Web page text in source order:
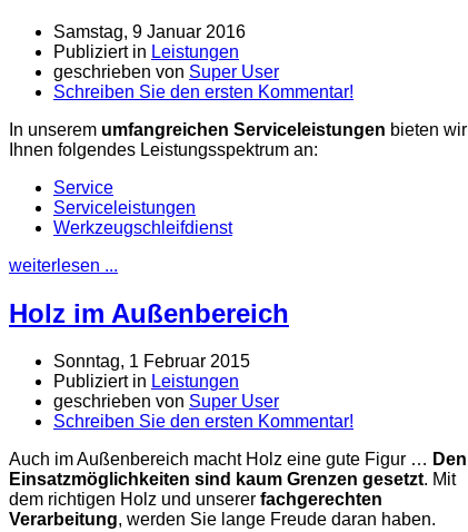
Samstag, 9 Januar 2016
Publiziert in Leistungen
geschrieben von Super User
Schreiben Sie den ersten Kommentar!
In unserem umfangreichen Serviceleistungen bieten wir
Ihnen folgendes Leistungsspektrum an:
Service
Serviceleistungen
Werkzeugschleifdienst
weiterlesen ...
Holz im Außenbereich
Sonntag, 1 Februar 2015
Publiziert in Leistungen
geschrieben von Super User
Schreiben Sie den ersten Kommentar!
Auch im Außenbereich macht Holz eine gute Figur … Den
Einsatzmöglichkeiten sind kaum Grenzen gesetzt. Mit
dem richtigen Holz und unserer fachgerechten
Verarbeitung, werden Sie lange Freude daran haben.